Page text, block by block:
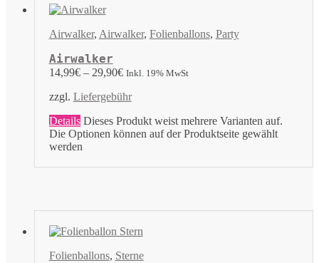
Airwalker, Airwalker, Folienballons, Party
Airwalker
14,99€– 29,90€ Inkl. 19% MwSt
zzgl. Liefergebühr
Details Dieses Produkt weist mehrere Varianten auf.
Die Optionen können auf der Produktseite gewählt
werden
Folienballons, Sterne